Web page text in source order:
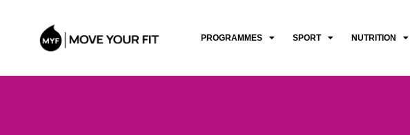
PROGRAMMES SPORT NUTRITION